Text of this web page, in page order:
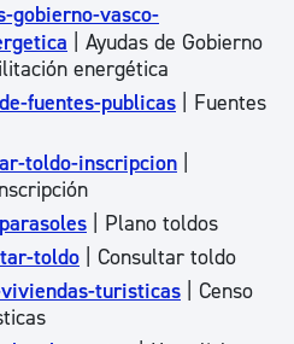
gobierno-vasco-
| Ayudas de Gobierno
energética
fuentes-publicas | Fuentes
toldo-inscripcion
| Plano toldos
toldo | Consultar toldo
turisticas | Censo